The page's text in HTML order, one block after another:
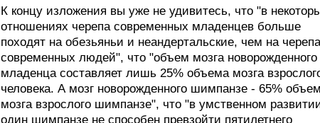
К концу изложения вы уже не удивитесь, что "в
отношениях черепа современных младенцев больше
походят на обезьяньи и неандертальские, чем на черепа
современных людей", что "объем мозга новорожденного
младенца составляет лишь 25% объема мозга
человека. А мозг новорожденного шимпанзе - 65%
мозга взрослого шимпанзе", что "в умственном
один шимпанзе не способен превзойти пятилетнего